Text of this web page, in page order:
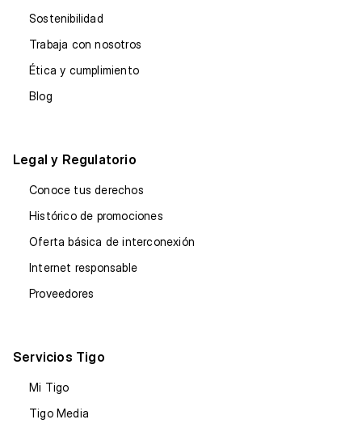
Sostenibilidad
Trabaja con nosotros
Ética y cumplimiento
Blog
Legal y Regulatorio
Conoce tus derechos
Histórico de promociones
Oferta básica de interconexión
Internet responsable
Proveedores
Servicios Tigo
Mi Tigo
Tigo Media